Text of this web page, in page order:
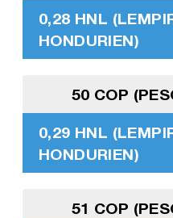
0,28 HNL
HONDURIEN)
50 COP
0,29 HNL
HONDURIEN)
51 COP